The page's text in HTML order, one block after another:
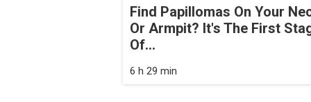
Find Papillomas On Your
Or Armpit? It's The First
Of...
6 h 29 min